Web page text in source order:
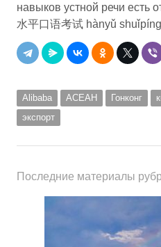
навыков устной речи есть
水平口语考试 hànyǔ
Alibaba АСЕАН Гонконг
экспорт
Последние материалы